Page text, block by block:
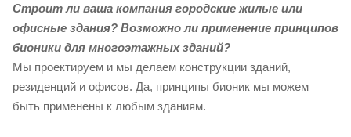
Строит ли ваша компания городские жилые или
офисные здания? Возможно ли применение принципов
бионики для многоэтажных зданий?
Мы проектируем и мы делаем конструкции зданий,
резиденций и офисов. Да, принципы бионик мы можем
быть применены к любым зданиям.